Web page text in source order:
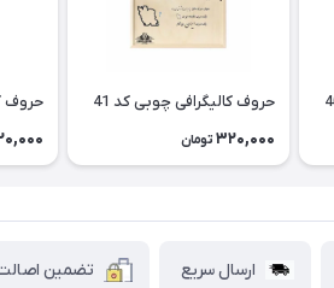
حروف کالیگرافی چوبی کد 41
320,000 تومان
حروف
ارسال سریع تضمین اصالت